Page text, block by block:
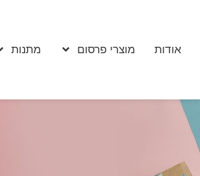
אודות מוצרי פרסום מתנות